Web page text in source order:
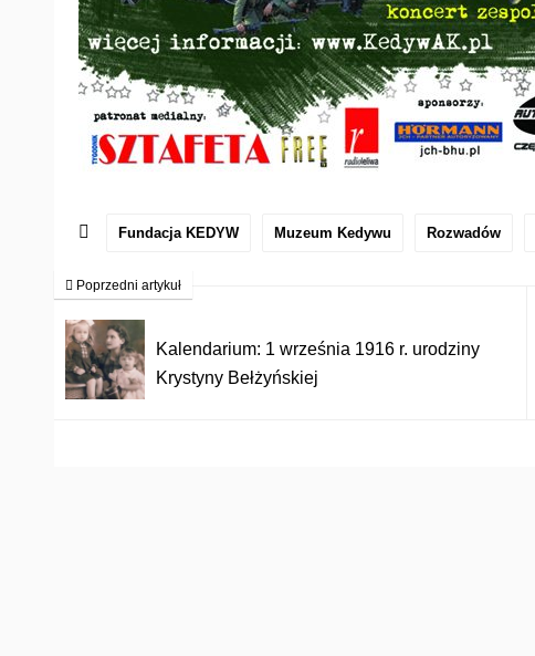
Fundacja KEDYW Muzeum Kedywu Rozwadów
Poprzedni artykuł
Kalendarium: 1 września 1916 r. urodziny
Krystyny Bełżyńskiej